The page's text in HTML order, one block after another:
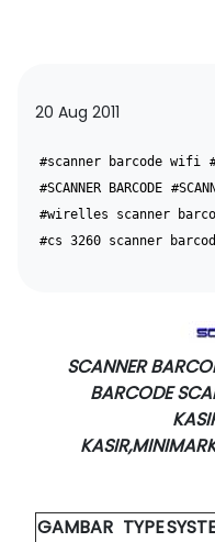
20 Aug 2011
#scanner barcode wifi
#SCANNER BARCODE
#wirelles scanner
#cs 3260 scanner
SCANNER
BARCODE
GAMBAR TYPE